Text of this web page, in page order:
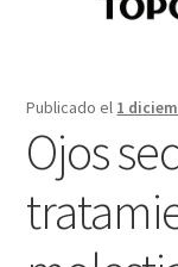
Publicado el 1
Ojos